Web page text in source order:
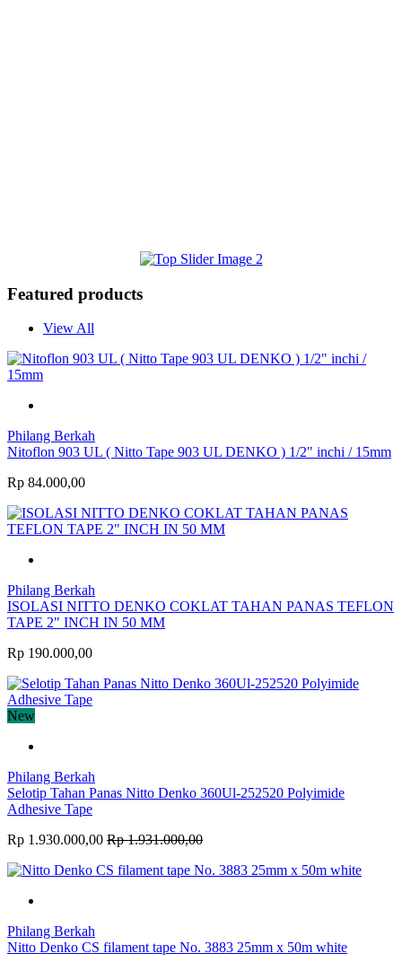
Featured products
View All
Philang Berkah
Nitoflon 903 UL ( Nitto Tape 903 UL DENKO ) 1/2" inchi / 15mm
Rp 84.000,00
Philang Berkah
ISOLASI NITTO DENKO COKLAT TAHAN PANAS TEFLON
TAPE 2" INCH IN 50 MM
Rp 190.000,00
New
Philang Berkah
Selotip Tahan Panas Nitto Denko 360Ul-252520 Polyimide
Adhesive Tape
Rp 1.930.000,00 Rp 1.931.000,00
Philang Berkah
Nitto Denko CS filament tape No. 3883 25mm x 50m white